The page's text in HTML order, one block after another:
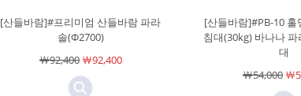
[산들바람]#프리미엄 산들바람 파라
솔(Φ2700)
￦92,400￦92,400
[산들바람]#PB-10 홀
침대(30kg) 바나나
대
￦54,000￦